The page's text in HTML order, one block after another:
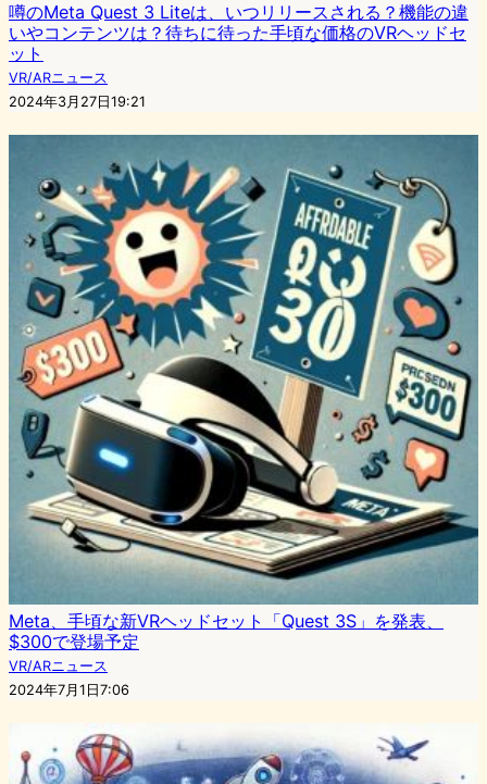
噂のMeta Quest 3 Liteは、いつリリースされる？機能の違
いやコンテンツは？待ちに待った手頃な価格のVRヘッドセ
ット
VR/ARニュース
2024年3月27日19:21
Meta、手頃な新VRヘッドセット「Quest 3S」を発表、
$300で登場予定
VR/ARニュース
2024年7月1日7:06